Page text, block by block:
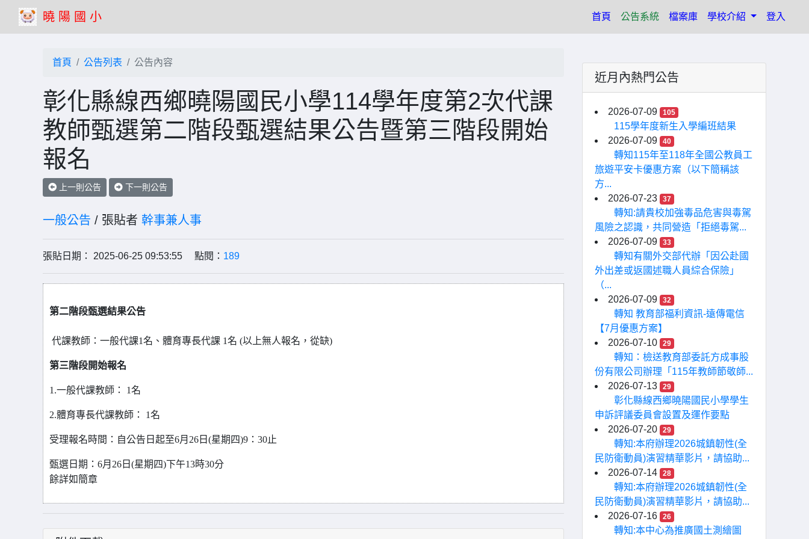
曉 陽 國 小 首頁 (current)
公告系統 檔案庫 學校介紹 登入
首頁 公告列表 公告內容
彰化縣線西鄉曉陽國民小學114學年度第2次代課
教師甄選第二階段甄選結果公告暨第三階段開始
報名
上一則公告 下一則公告
一般公告 / 張貼者 幹事兼人事
張貼日期： 2025-06-25 09:53:55 點閱： 189
第二階段甄選結果公告
代課教師：一般代課1名、體育專長代課 1名 (以上無人報名，從缺)
第三階段開始報名
1.一般代課教師： 1名
2.體育專長代課教師： 1名
受理報名時間：自公告日起至6月26日(星期四)9：30止
甄選日期：6月26日(星期四)下午13時30分
餘詳如簡章
近月內熱門公告
2026-07-09 105
115學年度新生入學編班結果
2026-07-09
40
轉知115年至118年全國公教員工
旅遊平安卡優惠方案（以下簡稱該
方...
2026-07-23
37
轉知:請貴校加強毒品危害與毒駕
風險之認識，共同營造「拒絕毒駕...
2026-07-09
33
轉知有關外交部代辦「因公赴國
外出差或返國述職人員綜合保險」
（...
2026-07-09
32
轉知 教育部福利資訊-遠傳電信
【7月優惠方案】
2026-07-10
29
轉知：檢送教育部委託方成事股
份有限公司辦理「115年教師節敬師...
2026-07-13
29
彰化縣線西鄉曉陽國民小學學生
申訴評議委員會設置及運作要點
2026-07-20
29
轉知:本府辦理2026城鎮韌性(全
民防衛動員)演習精華影片，請協助...
2026-07-14
28
轉知:本府辦理2026城鎮韌性(全
民防衛動員)演習精華影片，請協助...
2026-07-16
26
轉知:本中心為推廣國土測繪圖